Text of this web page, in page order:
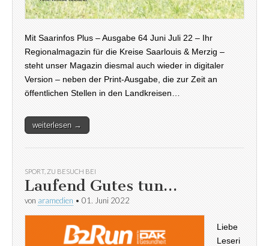
Mit Saarinfos Plus – Ausgabe 64 Juni Juli 22 – Ihr
Regionalmagazin für die Kreise Saarlouis & Merzig –
steht unser Magazin diesmal auch wieder in digitaler
Version – neben der Print-Ausgabe, die zur Zeit an
öffentlichen Stellen in den Landkreisen…
weiterlesen →
SPORT, ZU BESUCH BEI
Laufend Gutes tun…
von aramedien • 01. Juni 2022
Liebe
Leseri